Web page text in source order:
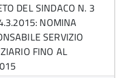
DEL SINDACO N. 3
NOMINA
SERVIZIO
FINO AL